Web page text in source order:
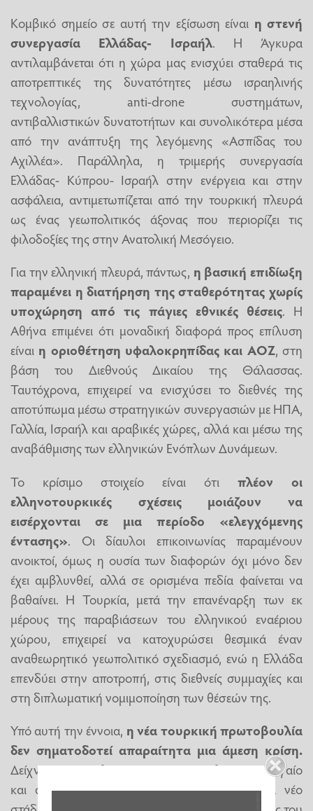
Κομβικό σημείο σε αυτή την εξίσωση είναι η στενή
συνεργασία Ελλάδας- Ισραήλ. Η Άγκυρα
αντιλαμβάνεται ότι η χώρα μας ενισχύει σταθερά τις
αποτρεπτικές της δυνατότητες μέσω ισραηλινής
τεχνολογίας, anti-drone συστημάτων,
αντιβαλλιστικών δυνατοτήτων και συνολικότερα μέσα
από την ανάπτυξη της λεγόμενης «Ασπίδας του
Αχιλλέα». Παράλληλα, η τριμερής συνεργασία
Ελλάδας- Κύπρου- Ισραήλ στην ενέργεια και στην
ασφάλεια, αντιμετωπίζεται από την τουρκική πλευρά
ως ένας γεωπολιτικός άξονας που περιορίζει τις
φιλοδοξίες της στην Ανατολική Μεσόγειο.
Για την ελληνική πλευρά, πάντως, η βασική επιδίωξη
παραμένει η διατήρηση της σταθερότητας χωρίς
υποχώρηση από τις πάγιες εθνικές θέσεις. Η
Αθήνα επιμένει ότι μοναδική διαφορά προς επίλυση
είναι η οριοθέτηση υφαλοκρηπίδας και ΑΟΖ, στη
βάση του Διεθνούς Δικαίου της Θάλασσας.
Ταυτόχρονα, επιχειρεί να ενισχύσει το διεθνές της
αποτύπωμα μέσω στρατηγικών συνεργασιών με ΗΠΑ,
Γαλλία, Ισραήλ και αραβικές χώρες, αλλά και μέσω της
αναβάθμισης των ελληνικών Ενόπλων Δυνάμεων.
Το κρίσιμο στοιχείο είναι ότι πλέον οι
ελληνοτουρκικές σχέσεις μοιάζουν να
εισέρχονται σε μια περίοδο «ελεγχόμενης
έντασης». Οι δίαυλοι επικοινωνίας παραμένουν
ανοικτοί, όμως η ουσία των διαφορών όχι μόνο δεν
έχει αμβλυνθεί, αλλά σε ορισμένα πεδία φαίνεται να
βαθαίνει. Η Τουρκία, μετά την επανέναρξη των εκ
μέρους της παραβιάσεων του ελληνικού εναέριου
χώρου, επιχειρεί να κατοχυρώσει θεσμικά έναν
αναθεωρητικό γεωπολιτικό σχεδιασμό, ενώ η Ελλάδα
επενδύει στην αποτροπή, στις διεθνείς συμμαχίες και
στη διπλωματική νομιμοποίηση των θέσεών της.
Υπό αυτή την έννοια, η νέα τουρκική πρωτοβουλία
δεν σηματοδοτεί απαραίτητα μια άμεση κρίση.
Δείχνει όμως καθαρά ότι η αντιπαράθεση στο Αιγαίο
και στην Ανατολική Μεσόγειο περνά σε ένα νέο